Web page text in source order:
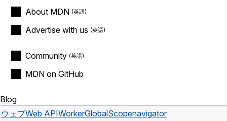
About MDN
Advertise with us
Community
MDN on GitHub
Blog
ウェブWeb APIWorkerGlobalScopenavigator